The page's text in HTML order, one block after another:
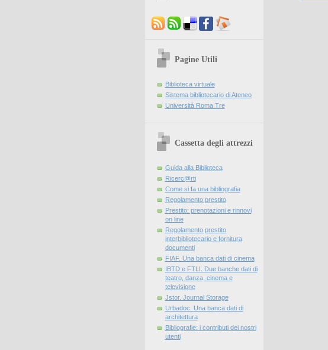
Pagine Utili
Biblioteca virtuale
Sistema bibliotecario di Ateneo
Università Roma Tre
Cassetta degli attrezzi
Guida alla Biblioteca
Ricerc@rti
Come si fa una bibliografia
Regolamento prestito
Prestito: prenotazioni e rinnovi
on line
Regolamento prestito
interbibliotecario e fornitura
documenti
FIAF. Una banca dati di cinema
IBTD e FTLI. Due banche dati di
teatro, danza, cinema e
televisione
Jstor. Journal Storage
Urbadoc. Una banca dati di
architettura
Bibliografie: i contributi dei nostri
utenti